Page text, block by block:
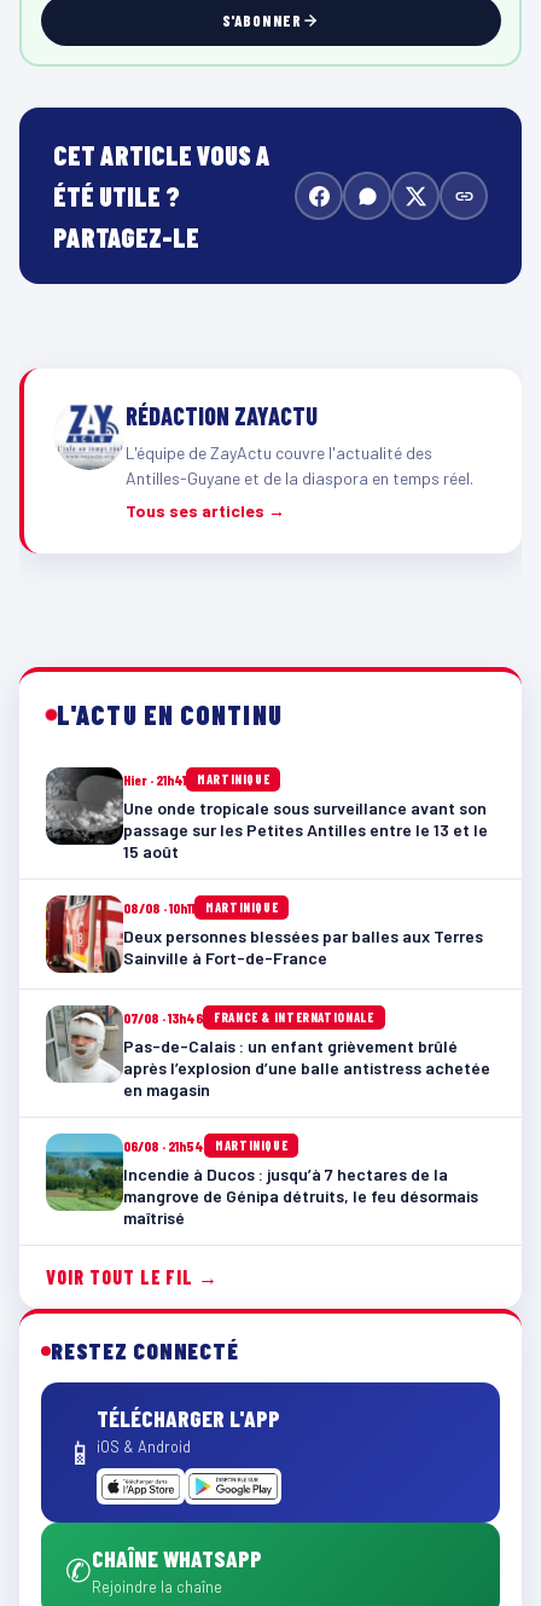
S'ABONNER
CET ARTICLE VOUS A
ÉTÉ UTILE ?
PARTAGEZ-LE
RÉDACTION ZAYACTU
L'équipe de ZayActu couvre l'actualité des
Antilles-Guyane et de la diaspora en temps réel.
Tous ses articles →
L'ACTU EN CONTINU
Hier · 21h41 MARTINIQUE
Une onde tropicale sous surveillance avant son
passage sur les Petites Antilles entre le 13 et le
15 août
08/08 · 10h11 MARTINIQUE
Deux personnes blessées par balles aux Terres
Sainville à Fort-de-France
07/08 · 13h46 FRANCE & INTERNATIONALE
Pas-de-Calais : un enfant grièvement brûlé
après l’explosion d’une balle antistress achetée
en magasin
06/08 · 21h54 MARTINIQUE
Incendie à Ducos : jusqu’à 7 hectares de la
mangrove de Génipa détruits, le feu désormais
maîtrisé
VOIR TOUT LE FIL →
RESTEZ CONNECTÉ
📱
TÉLÉCHARGER L'APP
iOS & Android
✆CHAÎNE WHATSAPP
Rejoindre la chaîne